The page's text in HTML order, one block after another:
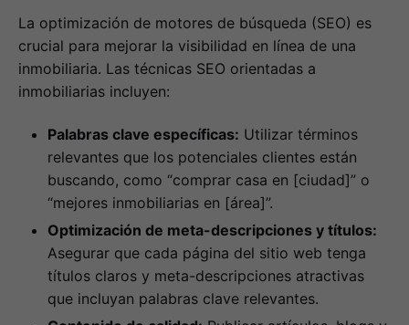
La optimización de motores de búsqueda (SEO) es
crucial para mejorar la visibilidad en línea de una
inmobiliaria. Las técnicas SEO orientadas a
inmobiliarias incluyen:
Palabras clave específicas: Utilizar términos
relevantes que los potenciales clientes están
buscando, como “comprar casa en [ciudad]” o
“mejores inmobiliarias en [área]”.
Optimización de meta-descripciones y títulos:
Asegurar que cada página del sitio web tenga
títulos claros y meta-descripciones atractivas
que incluyan palabras clave relevantes.